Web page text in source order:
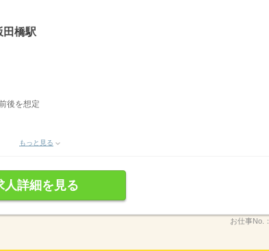
田橋駅
後を想定
もっと見る
人詳細を見る
お仕事No.：